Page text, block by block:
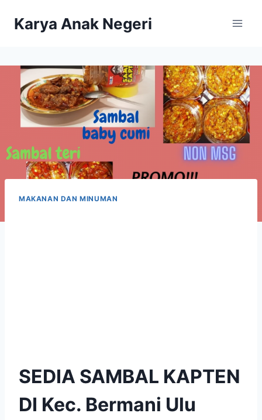
Karya Anak Negeri
MAKANAN DAN MINUMAN
SEDIA SAMBAL KAPTEN
DI Kec. Bermani Ulu